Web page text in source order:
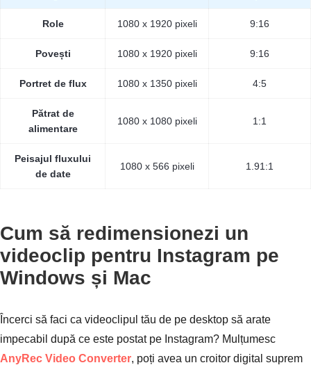
Role 1080 x 1920 pixeli 9:16
Povești 1080 x 1920 pixeli 9:16
Portret de flux 1080 x 1350 pixeli 4:5
Pătrat de
alimentare
1080 x 1080 pixeli 1:1
Peisajul fluxului
de date
1080 x 566 pixeli 1.91:1
Cum să redimensionezi un
videoclip pentru Instagram pe
Windows și Mac
Încerci să faci ca videoclipul tău de pe desktop să arate
impecabil după ce este postat pe Instagram? Mulțumesc
AnyRec Video Converter, poți avea un croitor digital suprem